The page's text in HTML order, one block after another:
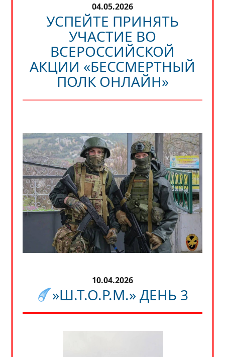
04.05.2026
УСПЕЙТЕ ПРИНЯТЬ
УЧАСТИЕ ВО
ВСЕРОССИЙСКОЙ
АКЦИИ «БЕССМЕРТНЫЙ
ПОЛК ОНЛАЙН»
10.04.2026
»Ш.Т.О.Р.М.» ДЕНЬ 3